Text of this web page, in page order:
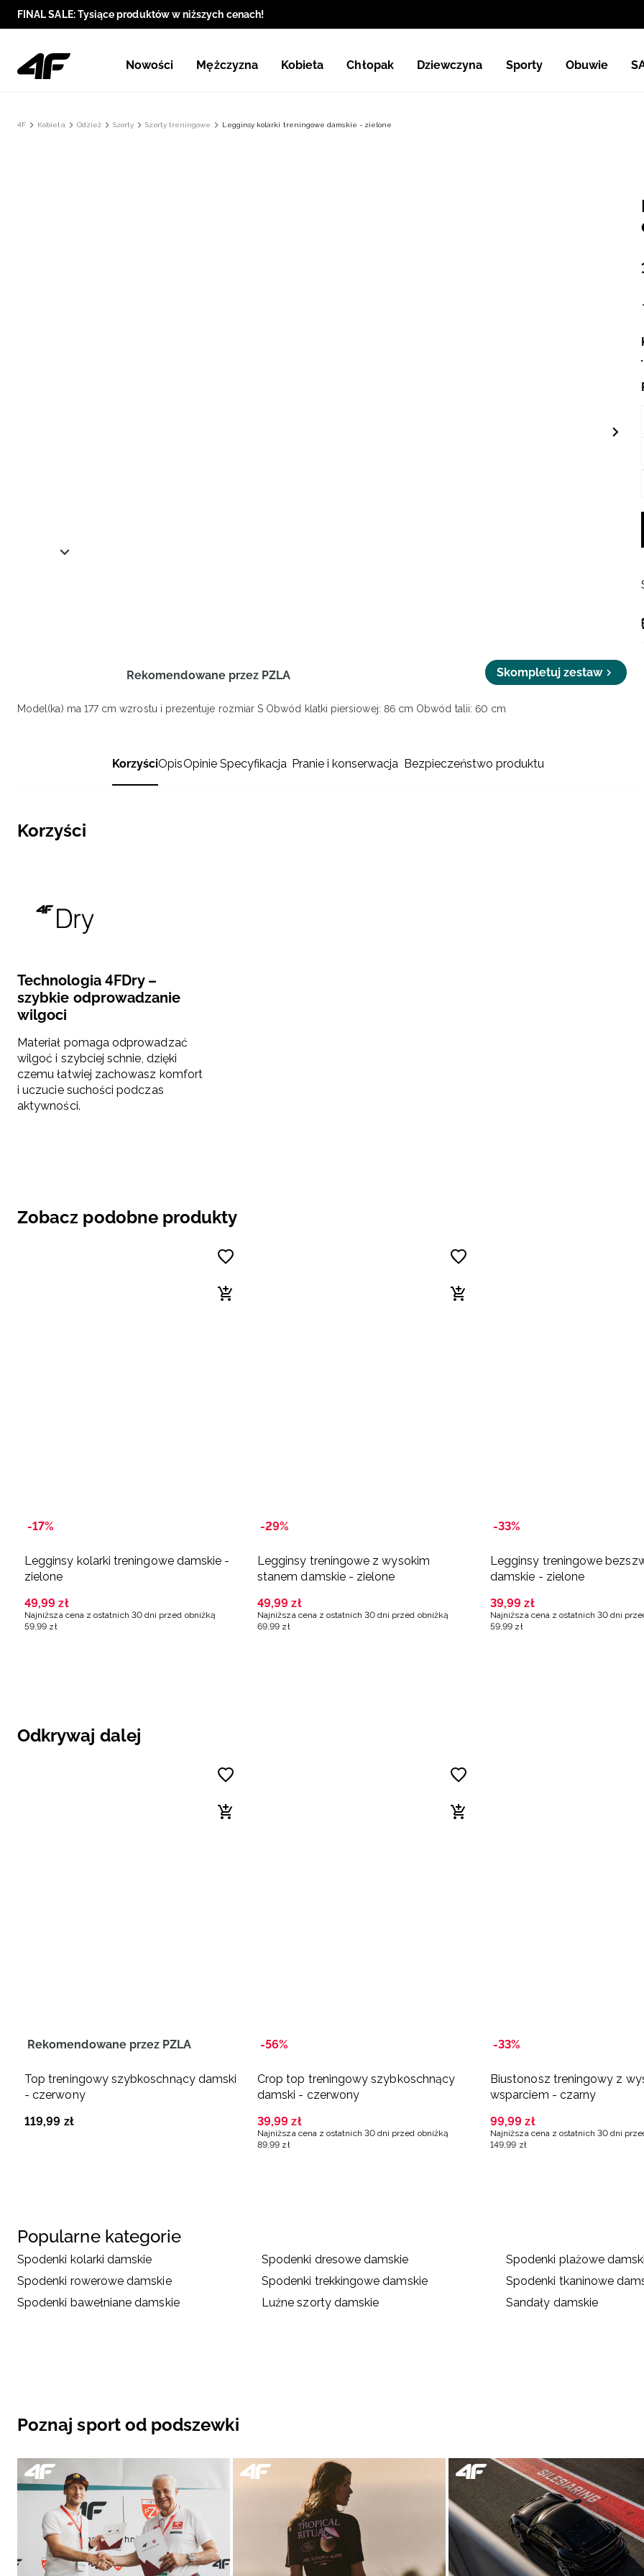
FINAL SALE: Tysiące produktów w niższych cenach!
Nowości Mężczyzna Kobieta Chłopak Dziewczyna Sporty Obuwie
4F Kobieta Odzież Szorty Szorty treningowe Legginsy kolarki treningowe damskie - zielone
Rekomendowane przez PZLA Skompletuj zestaw
Model(ka) ma 177 cm wzrostu i prezentuje rozmiar S Obwód klatki piersiowej: 86 cm Obwód talii: 60 cm
KorzyściOpisOpinie Specyfikacja Pranie i konserwacja Bezpieczeństwo produktu
Korzyści
Technologia 4FDry –
szybkie odprowadzanie
wilgoci
Materiał pomaga odprowadzać
wilgoć i szybciej schnie, dzięki
czemu łatwiej zachowasz komfort
i uczucie suchości podczas
aktywności.
Zobacz podobne produkty
-17%
Legginsy kolarki treningowe damskie -
zielone
49,99 zł
Najniższa cena z ostatnich 30 dni przed obniżką
59,99 zł
-29%
Legginsy treningowe z wysokim
stanem damskie - zielone
49,99 zł
Najniższa cena z ostatnich 30 dni przed obniżką
69,99 zł
-33%
Legginsy treningowe
damskie - zielone
39,99 zł
Najniższa cena z ostatnich 30 dni
59,99 zł
Odkrywaj dalej
Rekomendowane przez PZLA
Top treningowy szybkoschnący damski
- czerwony
119,99 zł
-56%
Crop top treningowy szybkoschnący
damski - czerwony
39,99 zł
Najniższa cena z ostatnich 30 dni przed obniżką
89 ,99 zł
-33%
Biustonosz treningowy z
wsparciem - czarny
99,99 zł
Najniższa cena z ostatnich 30 dni
149 ,99 zł
Popularne kategorie
Spodenki kolarki damskie Spodenki dresowe damskie Spodenki plażowe
Spodenki rowerowe damskie
Spodenki trekkingowe damskie Spodenki tkaninowe
Spodenki bawełniane damskie
Luźne szorty damskie Sandały damskie
Poznaj sport od podszewki